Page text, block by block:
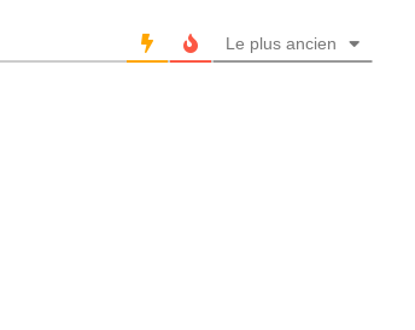
Le plus ancien